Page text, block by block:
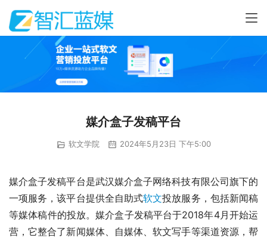
媒介盒子发稿平台
软文学院 2024年5月23日 下午5:00
媒介盒子发稿平台是武汉媒介盒子网络科技有限公司旗下的
一项服务，该平台提供全自助式软文投放服务，包括新闻稿
等媒体稿件的投放。媒介盒子发稿平台于2018年4月开始运
营，它整合了新闻媒体、自媒体、软文写手等渠道资源，帮